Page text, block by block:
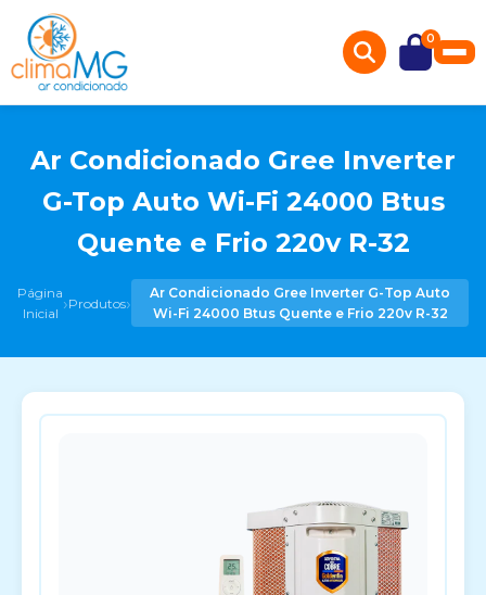
0
Ar Condicionado Gree Inverter
G-Top Auto Wi-Fi 24000 Btus
Quente e Frio 220v R-32
Página
Inicial ›Produtos›
Ar Condicionado Gree Inverter G-Top Auto
Wi-Fi 24000 Btus Quente e Frio 220v R-32